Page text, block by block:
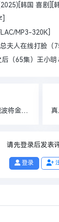
韩国 喜剧][
MP3-320K]
夫人在线打脸（
后（65集）王小
B站著名up主《战舰波将金》充电视频合集 更2026年最新一期
请先登录后发表
登录